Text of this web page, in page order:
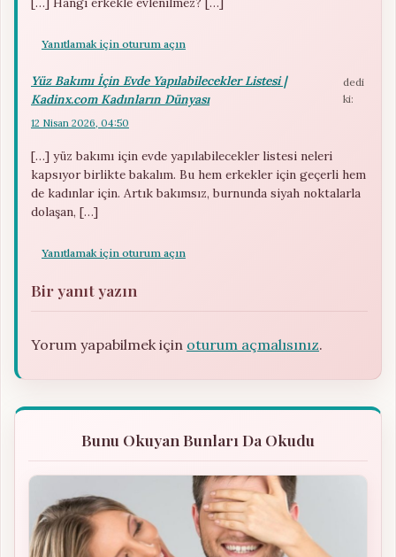
Yanıtlamak için oturum açın
Yüz Bakımı İçin Evde Yapılabilecekler Listesi |
Kadinx.com Kadınların Dünyası
dedi
ki:
12 Nisan 2026, 04:50
[…] yüz bakımı için evde yapılabilecekler listesi neleri
kapsıyor birlikte bakalım. Bu hem erkekler için geçerli hem
de kadınlar için. Artık bakımsız, burnunda siyah noktalarla
dolaşan, […]
Yanıtlamak için oturum açın
Bir yanıt yazın
Yorum yapabilmek için oturum açmalısınız.
Bunu Okuyan Bunları Da Okudu